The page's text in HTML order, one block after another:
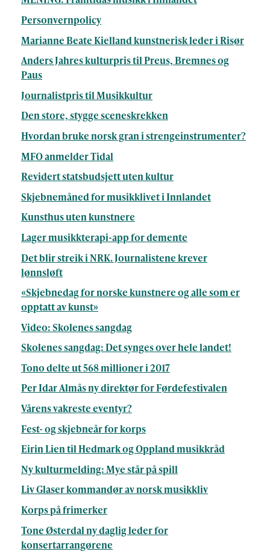
Personvernpolicy
Marianne Beate Kielland kunstnerisk leder i Risør
Anders Jahres kulturpris til Preus, Bremnes og
Paus
Journalistpris til Musikkultur
Den store, stygge sceneskrekken
Hvordan bruke norsk gran i strengeinstrumenter?
MFO anmelder Tidal
Revidert statsbudsjett uten kultur
Skjebnemåned for musikklivet i Innlandet
Kunsthus uten kunstnere
Lager musikkterapi-app for demente
Det blir streik i NRK. Journalistene krever
lønnsløft
«Skjebnedag for norske kunstnere og alle som er
opptatt av kunst»
Video: Skolenes sangdag
Skolenes sangdag: Det synges over hele landet!
Tono delte ut 568 millioner i 2017
Per Idar Almås ny direktør for Førdefestivalen
Vårens vakreste eventyr?
Fest- og skjebneår for korps
Eirin Lien til Hedmark og Oppland musikkråd
Ny kulturmelding: Mye står på spill
Liv Glaser kommandør av norsk musikkliv
Korps på frimerker
Tone Østerdal ny daglig leder for
konsertarrangørene